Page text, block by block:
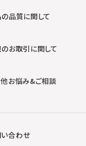
品質に関して
お取引に関して
お悩み&ご相談
合わせ